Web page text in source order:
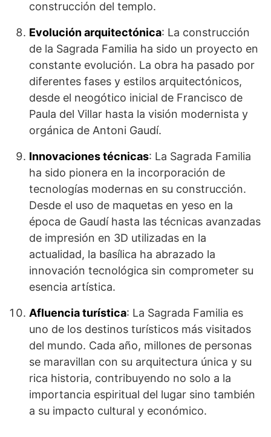
construcción del templo.
Evolución arquitectónica: La construcción
de la Sagrada Familia ha sido un proyecto en
constante evolución. La obra ha pasado por
diferentes fases y estilos arquitectónicos,
desde el neogótico inicial de Francisco de
Paula del Villar hasta la visión modernista y
orgánica de Antoni Gaudí.
Innovaciones técnicas: La Sagrada Familia
ha sido pionera en la incorporación de
tecnologías modernas en su construcción.
Desde el uso de maquetas en yeso en la
época de Gaudí hasta las técnicas avanzadas
de impresión en 3D utilizadas en la
actualidad, la basílica ha abrazado la
innovación tecnológica sin comprometer su
esencia artística.
Afluencia turística: La Sagrada Familia es
uno de los destinos turísticos más visitados
del mundo. Cada año, millones de personas
se maravillan con su arquitectura única y su
rica historia, contribuyendo no solo a la
importancia espiritual del lugar sino también
a su impacto cultural y económico.